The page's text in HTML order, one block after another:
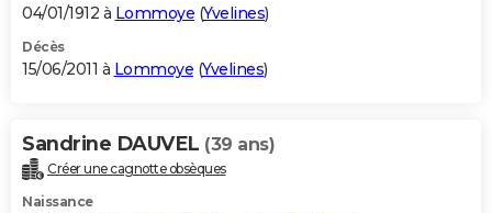
04/01/1912 à Lommoye (Yvelines)
Décès
15/06/2011 à Lommoye (Yvelines)
Sandrine DAUVEL (39 ans)
Créer une cagnotte obsèques
Naissance